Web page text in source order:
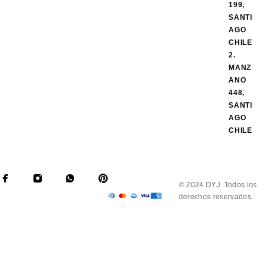
199,
SANTI
AGO
CHILE
2.
MANZ
ANO
448,
SANTI
AGO
CHILE
© 2024 DYJ. Todos los
derechos reservados.